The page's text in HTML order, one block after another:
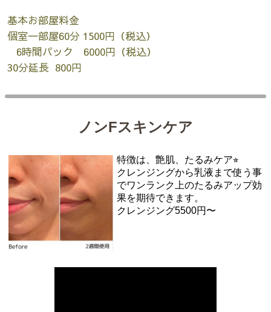
基本お部屋料金
個室一部屋60分 1500円（税込）
6時間パック 6000円（税込）
30分延長 800円
ノンFスキンケア
特徴は、艶肌、たるみケア⭐︎
クレンジングから乳液まで使う事
でワンランク上のたるみアップ効
果を期待できます。
クレンジング5500円〜